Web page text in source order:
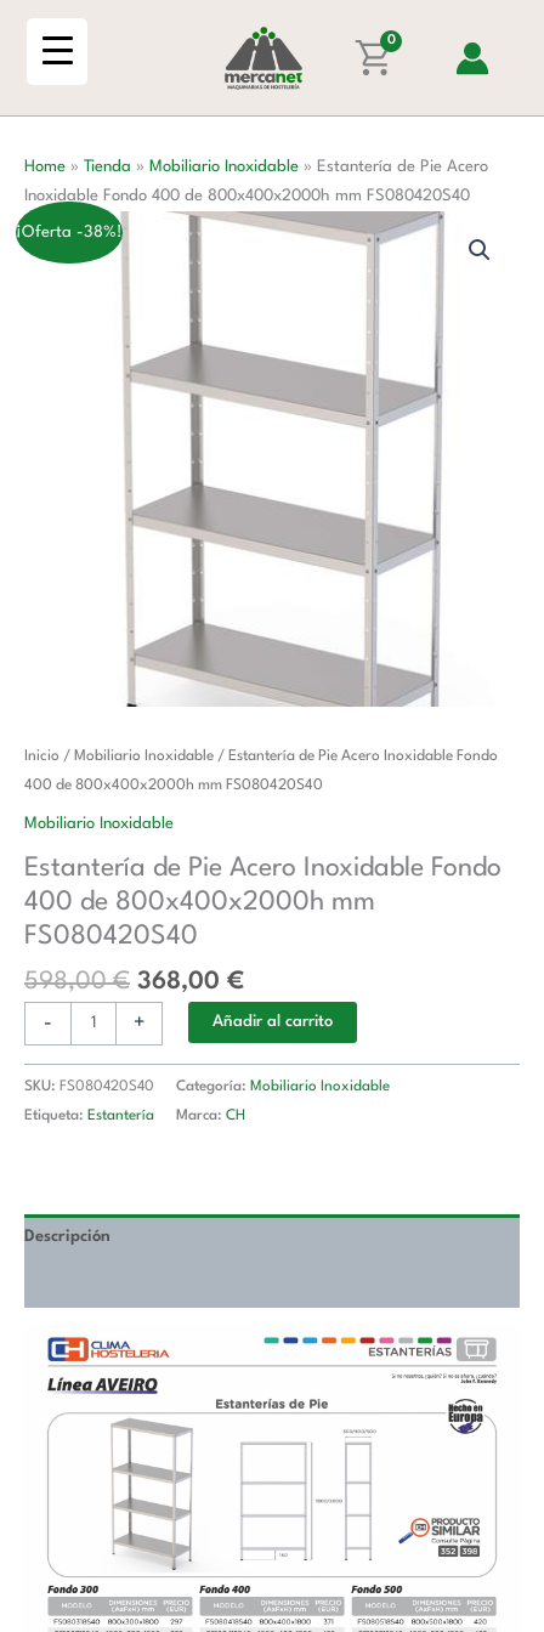
0
Home » Tienda » Mobiliario Inoxidable » Estantería de Pie Acero
Inoxidable Fondo 400 de 800x400x2000h mm FS080420S40
¡Oferta -38%!
Inicio / Mobiliario Inoxidable / Estantería de Pie Acero Inoxidable Fondo
400 de 800x400x2000h mm FS080420S40
Mobiliario Inoxidable
Estantería de Pie Acero Inoxidable Fondo
400 de 800x400x2000h mm
FS080420S40
598,00€
El
precio
original
598,00 €.
368,00 €
El
precio
368,00 €.
-
Estantería
de
Pie
Inoxidable
Fondo
400
800x400x2000h
FS080420S40
+ Añadir al carrito
SKU: FS080420S40 Categoría: Mobiliario Inoxidable
Etiqueta: Estantería Marca: CH
Descripción
Inoxidable
Fondo
400
800x400x2000h
mm
FS080420S40
cantidad